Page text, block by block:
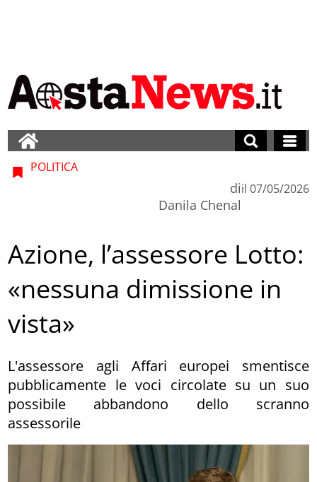
POLITICA
di
Danila Chenal
il 07/05/2026
Azione, l’assessore Lotto:
«nessuna dimissione in
vista»
L'assessore agli Affari europei smentisce
pubblicamente le voci circolate su un suo
possibile abbandono dello scranno
assessorile